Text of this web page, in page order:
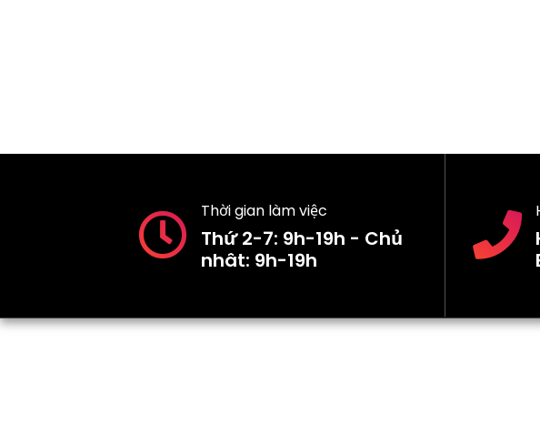
Thời gian làm việc
Thứ 2-7: 9h-19h - Chủ
nhât: 9h-19h